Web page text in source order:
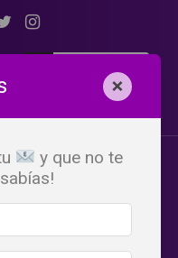
×
y que no te